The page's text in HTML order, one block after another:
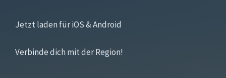
Jetzt laden für iOS & Android
Verbinde dich mit der Region!